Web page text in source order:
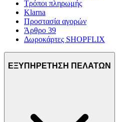
Τρόποι πληρωμής
Klarna
Προστασία αγορών
Άρθρο 39
Δωροκάρτες SHOPFLIX
ΕΞΥΠΗΡΕΤΗΣΗ ΠΕΛΑΤΩΝ